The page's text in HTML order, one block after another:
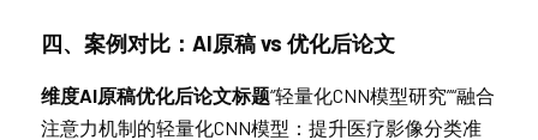
四、案例对比：AI原稿 vs 优化后论文
维度AI原稿优化后论文标题“轻量化CNN模型研究”“融合
注意力机制的轻量化CNN模型：提升医疗影像分类准